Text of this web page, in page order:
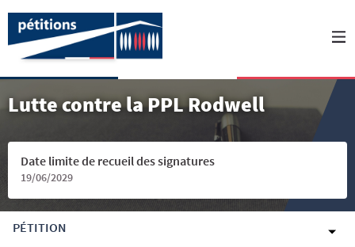
Lutte contre la PPL Rodwell
Date limite de recueil des signatures
19/06/2029
PÉTITION